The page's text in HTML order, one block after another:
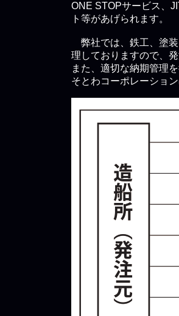
ONE STOPサービス、
ト等があげられます。
弊社では、鉄工、塗装
理しておりますので、
また、適切な納期管理
そとわコーポレーショ